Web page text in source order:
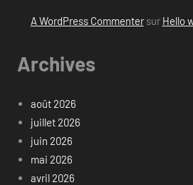
A WordPress Commentersur Hello
Archives
août 2026
juillet 2026
juin 2026
mai 2026
avril 2026